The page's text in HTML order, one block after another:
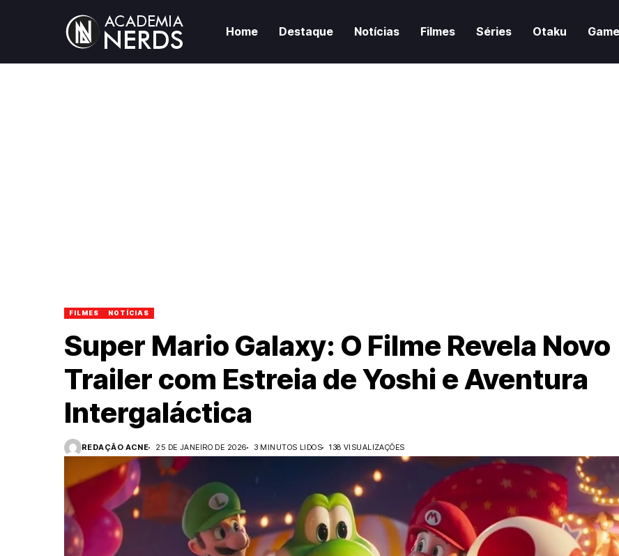
Home Destaque Notícias Filmes Séries Otaku
FILMES NOTÍCIAS
Super Mario Galaxy: O Filme Revela Novo
Trailer com Estreia de Yoshi e Aventura
Intergaláctica
REDAÇÃO ACNE 25 DE JANEIRO DE 2026 3 MINUTOS LIDOS 138 VISUALIZAÇÕES